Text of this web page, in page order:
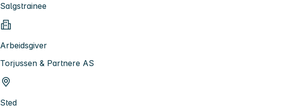
Salgstrainee
Arbeidsgiver
Torjussen & Partnere AS
Sted